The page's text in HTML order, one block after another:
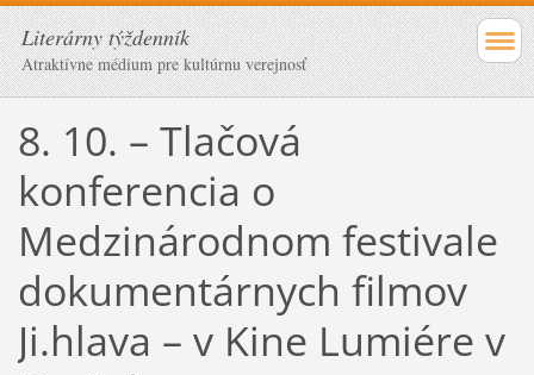
Literárny týždenník
Atraktívne médium pre kultúrnu verejnosť
8. 10. – Tlačová
konferencia o
Medzinárodnom festivale
dokumentárnych filmov
Ji.hlava – v Kine Lumiére v